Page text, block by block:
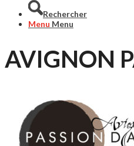
Rechercher
Menu Menu
AVIGNON